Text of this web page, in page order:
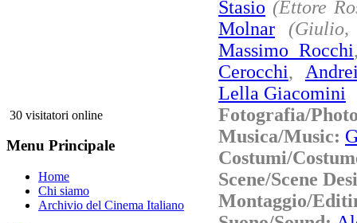
30 visitatori online
Menu Principale
Home
Chi siamo
Archivio del Cinema Italiano
Stasio (Ettore
Molnar
Massimo Rocchi
Cerocchi,
Lella Giacomini
Fotografia/
Musica/Music:
Costumi/
Scene/Scene
Montaggio/